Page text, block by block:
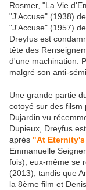
Rosmer, "La Vie
"J'Accuse" (1938)
"J'Accuse" (1957)
Dreyfus est
tête des
d'une machination.
malgré son anti-
Une grande partie
cotoyé sur des filsm
Dujardin vu
Dupieux, Dreyfus
après "At Eternity's
Emmanuelle
fois), eux-même se
(2013), tandis que
la 8ème film et